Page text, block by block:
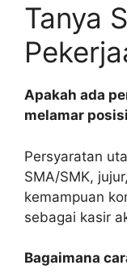
Tanya
Apakah ada
melamar
Persyaratan
SMA/SMK,
kemampuan
sebagai kasir
Bagaimana